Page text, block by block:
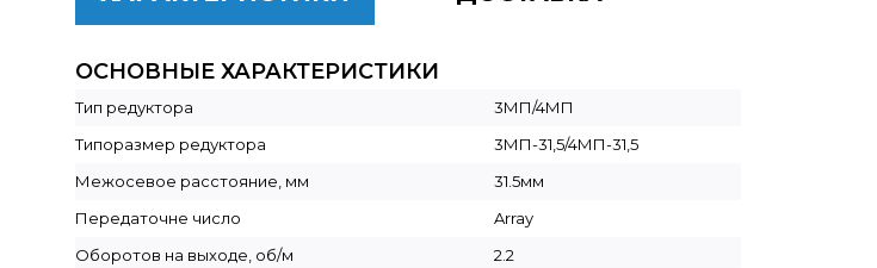
ОСНОВНЫЕ ХАРАКТЕРИСТИКИ
Тип редуктора
3МП/4МП
Типоразмер редуктора
3МП-31,5/4МП-31,5
Межосевое расстояние, мм
31.5мм
Передаточне число
Array
Оборотов на выходе, об/м
2.2